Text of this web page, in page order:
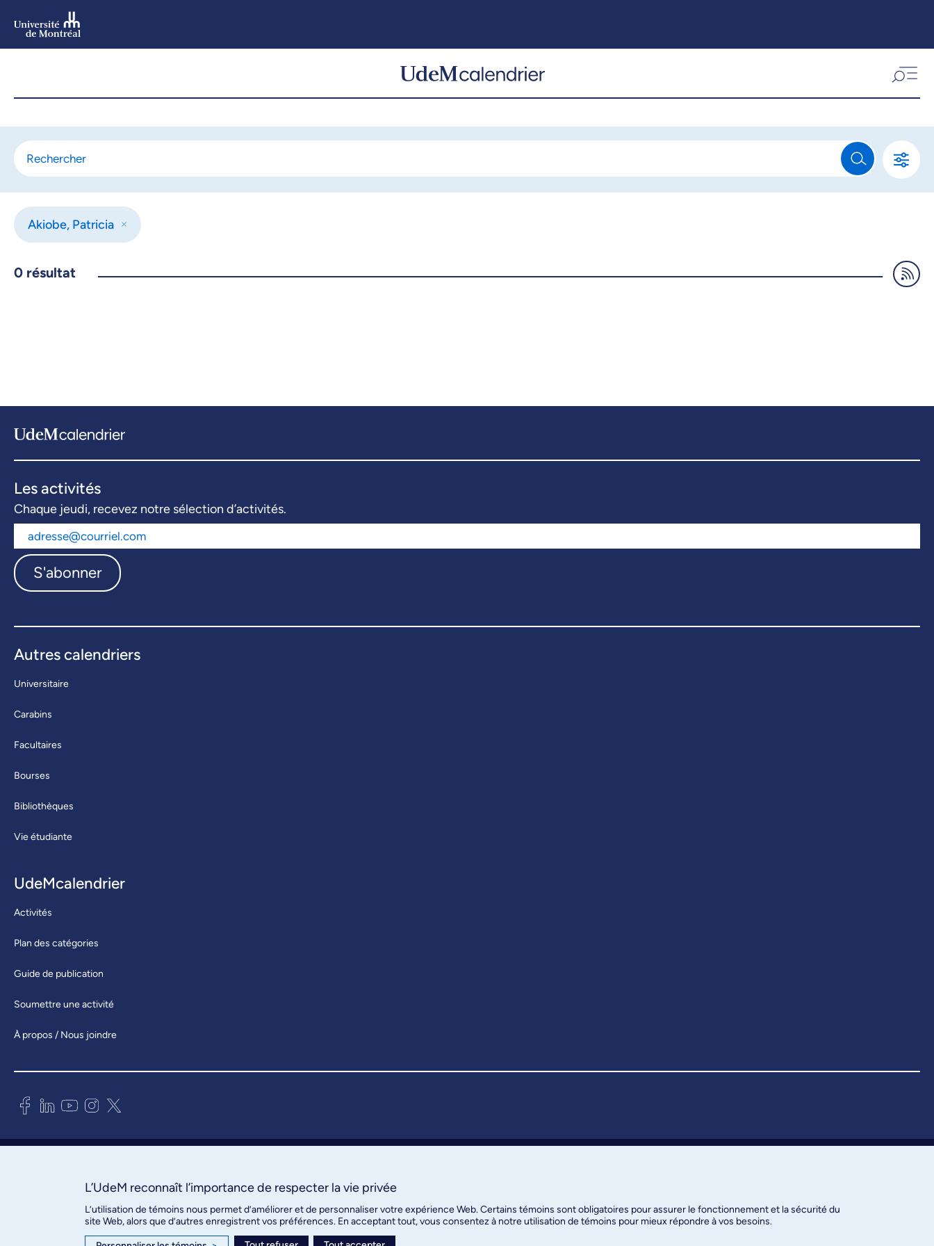
Akiobe, Patricia
0 résultat
Les activités
Chaque jeudi, recevez notre sélection d’activités.
S'abonner
Autres calendriers
Universitaire
Carabins
Facultaires
Bourses
Bibliothèques
Vie étudiante
UdeMcalendrier
Activités
Plan des catégories
Guide de publication
Soumettre une activité
À propos / Nous joindre
Bureau des communications et
3744, rue Jean-Brillant, bureau 490
L’UdeM reconnaît l’importance de respecter la vie privée
L’utilisation de témoins nous permet d’améliorer et de personnaliser votre expérience Web. Certains témoins sont obligatoires pour assurer le fonctionnement et la sécurité du
site Web, alors que d’autres enregistrent vos préférences. En acceptant tout, vous consentez à notre utilisation de témoins pour mieux répondre à vos besoins.